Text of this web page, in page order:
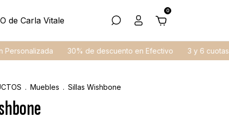
de Carla Vitale
0
30% de descuento en Efectivo 3 y 6 cuotas sin
. Muebles . Sillas Wishbone